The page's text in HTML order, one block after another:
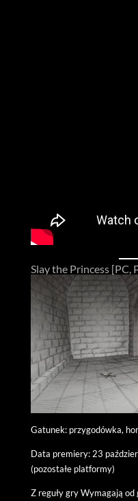
Slay the Princess [PC,
Gatunek: przygodówka,
Data premiery: 23
(pozostałe platformy)
Z reguły gry Wymagają